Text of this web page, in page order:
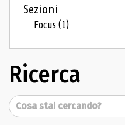
Sezioni
Focus(1)
Ricerca
Cerca